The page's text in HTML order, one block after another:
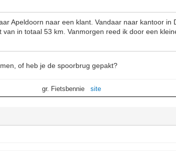
Apeldoorn naar een klant. Vandaar naar kantoor in
in totaal 53 km. Vanmorgen reed ik door een
of heb je de spoorbrug gepakt?
gr. Fietsbenniesite